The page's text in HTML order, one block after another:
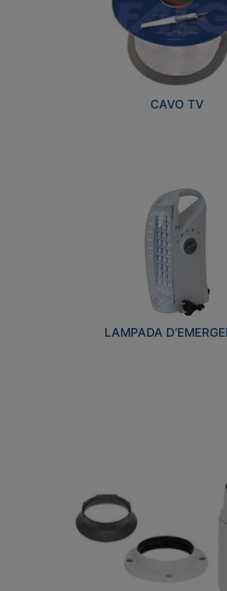
CAVO TV
LAMPADA